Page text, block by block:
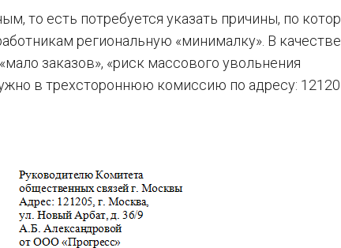
то есть потребуется указать причины, по
региональную «минималку». В
заказов», «риск массового увольнения
в трехстороннюю комиссию по адресу: